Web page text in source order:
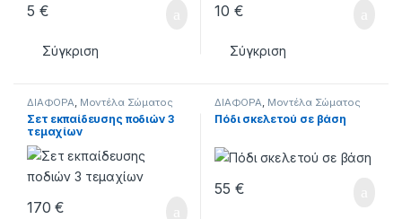
5 €
Σύγκριση
10 €
Σύγκριση
ΔΙΑΦΟΡΑ, Μοντέλα Σώματος
Σετ εκπαίδευσης ποδιών 3
τεμαχίων
170€
ΔΙΑΦΟΡΑ, Μοντέλα Σώματος
Πόδι σκελετού σε βάση
55 €